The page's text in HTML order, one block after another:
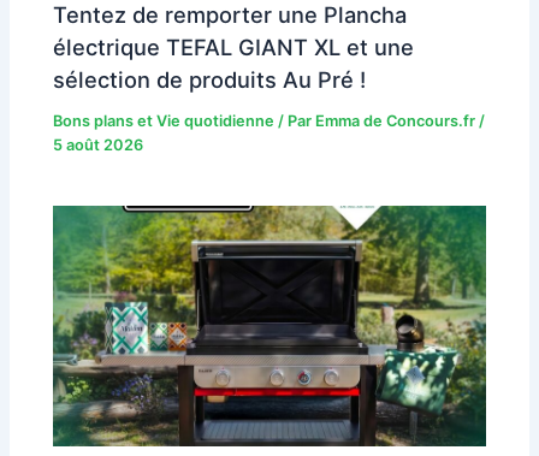
Tentez de remporter une Plancha
électrique TEFAL GIANT XL et une
sélection de produits Au Pré !
Bons plans et Vie quotidienne / Par Emma de Concours.fr/
5 août 2026